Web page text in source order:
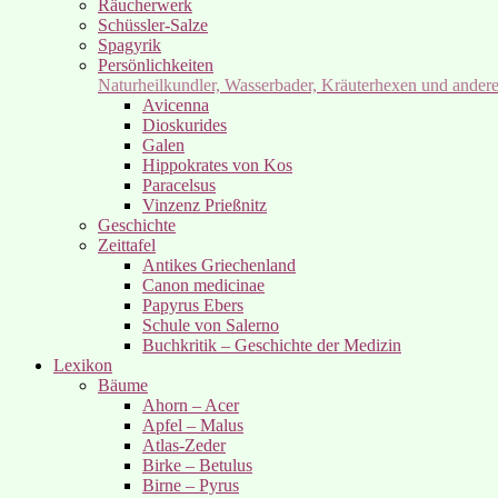
Räucherwerk
Schüssler-Salze
Spagyrik
Persönlichkeiten
Naturheilkundler, Wasserbader, Kräuterhexen und andere
Avicenna
Dioskurides
Galen
Hippokrates von Kos
Paracelsus
Vinzenz Prießnitz
Geschichte
Zeittafel
Antikes Griechenland
Canon medicinae
Papyrus Ebers
Schule von Salerno
Buchkritik – Geschichte der Medizin
Lexikon
Bäume
Ahorn – Acer
Apfel – Malus
Atlas-Zeder
Birke – Betulus
Birne – Pyrus